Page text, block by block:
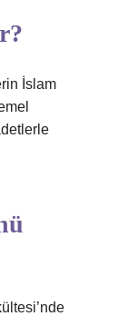
İslam